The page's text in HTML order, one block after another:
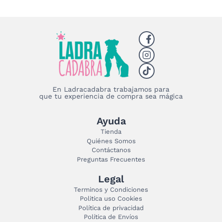
En Ladracadabra trabajamos para
que tu experiencia de compra sea mágica
Ayuda
Tienda
Quiénes Somos
Contáctanos
Preguntas Frecuentes
Legal
Terminos y Condiciones
Politica uso Cookies
Política de privacidad
Política de Envíos